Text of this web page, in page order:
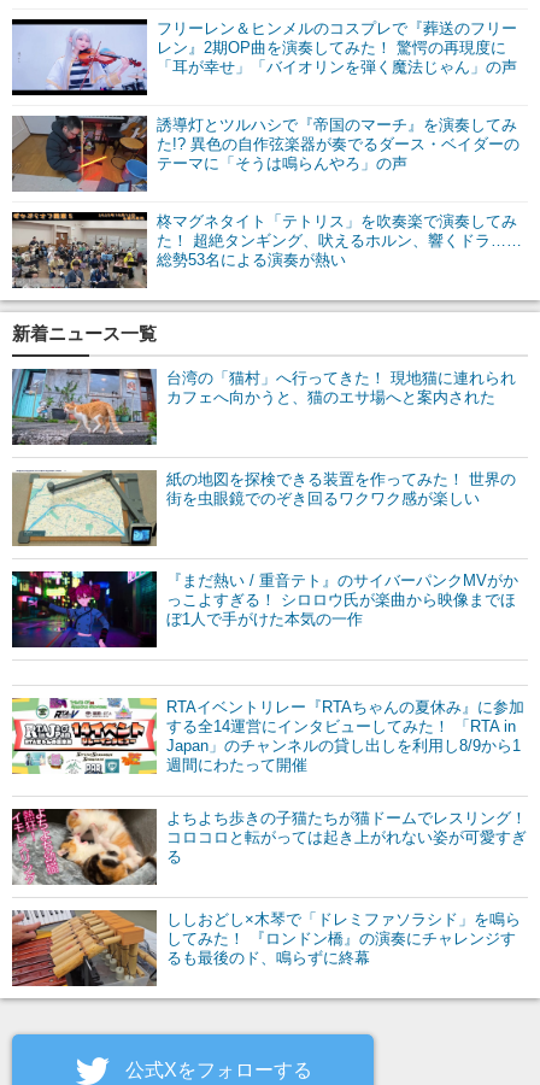
フリーレン＆ヒンメルのコスプレで『葬送のフリー
レン』2期OP曲を演奏してみた！ 驚愕の再現度に
「耳が幸せ」「バイオリンを弾く魔法じゃん」の声
誘導灯とツルハシで『帝国のマーチ』を演奏してみ
た!? 異色の自作弦楽器が奏でるダース・ベイダーの
テーマに「そうは鳴らんやろ」の声
柊マグネタイト「テトリス」を吹奏楽で演奏してみ
た！ 超絶タンギング、吠えるホルン、響くドラ……
総勢53名による演奏が熱い
新着ニュース一覧
台湾の「猫村」へ行ってきた！ 現地猫に連れられ
カフェへ向かうと、猫のエサ場へと案内された
紙の地図を探検できる装置を作ってみた！ 世界の
街を虫眼鏡でのぞき回るワクワク感が楽しい
『まだ熱い / 重音テト』のサイバーパンクMVがか
っこよすぎる！ シロロウ氏が楽曲から映像までほ
ぼ1人で手がけた本気の一作
RTAイベントリレー『RTAちゃんの夏休み』に参加
する全14運営にインタビューしてみた！ 「RTA in
Japan」のチャンネルの貸し出しを利用し8/9から1
週間にわたって開催
よちよち歩きの子猫たちが猫ドームでレスリング！
コロコロと転がっては起き上がれない姿が可愛すぎ
る
ししおどし×木琴で「ドレミファソラシド」を鳴ら
してみた！ 『ロンドン橋』の演奏にチャレンジす
るも最後のド、鳴らずに終幕
公式Xをフォローする